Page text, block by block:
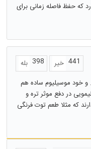
که حفظ فاصله زمانی برای
بله 398 خیر 441
و خود موسیلیوم ساده هم
در دفع موثر تره و
که مثلا طعم توت فرنگی